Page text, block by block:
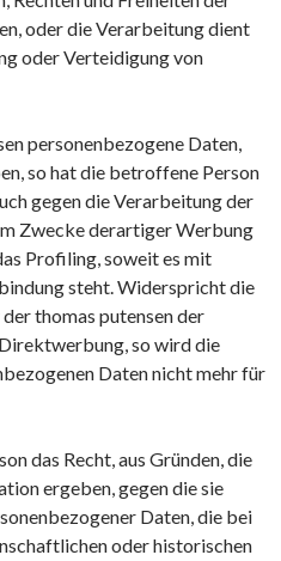
oder die Verarbeitung dient
oder Verteidigung von
personenbezogene Daten,
so hat die betroffene Person
gegen die Verarbeitung der
Zwecke derartiger Werbung
Profiling, soweit es mit
steht. Widerspricht die
thomas putensen der
so wird die
Daten nicht mehr für
das Recht, aus Gründen, die
ergeben, gegen die sie
Daten, die bei
oder historischen